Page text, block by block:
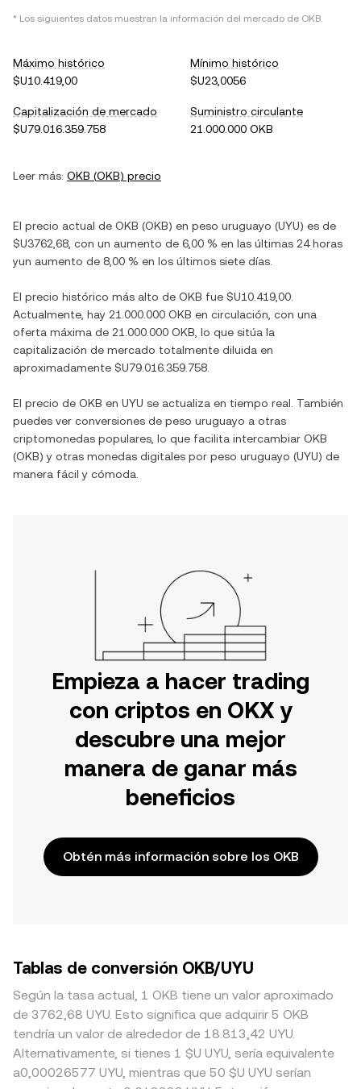
* Los siguientes datos muestran la información del mercado de OKB.
Máximo histórico
$U10.419,00
Mínimo histórico
$U23,0056
Capitalización de mercado
$U79.016.359.758
Suministro circulante
21.000.000 OKB
Leer más: OKB (OKB) precio
El precio actual de OKB (OKB) en peso uruguayo (UYU) es de
$U3762,68 , con un aumento de 6,00 % en las últimas 24 horas
yun aumento de 8,00 % en los últimos siete días.
El precio histórico más alto de OKB fue $U10.419,00
Actualmente, hay 21.000.000 OKB en circulación, con una
oferta máxima de 21.000.000 OKB , lo que sitúa la
capitalización de mercado totalmente diluida en
aproximadamente $U79.016.359.758
El precio de OKB en UYU se actualiza en tiempo real. También
puedes ver conversiones de peso uruguayo a otras
criptomonedas populares, lo que facilita intercambiar OKB
(OKB) y otras monedas digitales por peso uruguayo (UYU) de
manera fácil y cómoda.
Empieza a hacer trading
con criptos en OKX y
descubre una mejor
manera de ganar más
beneficios
Obtén más información sobre los OKB
Tablas de conversión OKB/UYU
Según la tasa actual, 1 OKB tiene un valor aproximado
de 3762,68 UYU. Esto significa que adquirir 5 OKB
tendría un valor de alrededor de 18.813,42 UYU.
Alternativamente, si tienes 1 $U UYU, sería equivalente
a0,00026577 UYU, mientras que 50 $U UYU serían